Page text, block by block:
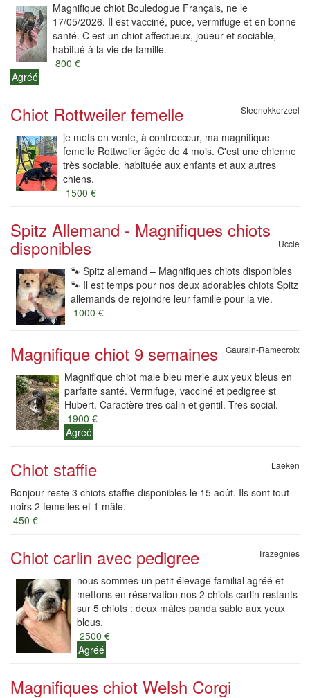
Magnifique chiot Bouledogue Français, ne le
17/05/2026. Il est vacciné, puce, vermifuge et en bonne
santé. C est un chiot affectueux, joueur et sociable,
habitué à la vie de famille.
800 €
Agréé
Chiot Rottweiler femelle Steenokkerzeel
je mets en vente, à contrecœur, ma magnifique
femelle Rottweiler âgée de 4 mois. C'est une chienne
très sociable, habituée aux enfants et aux autres
chiens.
1500 €
Spitz Allemand - Magnifiques chiots
disponibles Uccle
🐾 Spitz allemand – Magnifiques chiots disponibles
🐾 Il est temps pour nos deux adorables chiots Spitz
allemands de rejoindre leur famille pour la vie.
1000 €
Magnifique chiot 9 semaines Gaurain-Ramecroix
Magnifique chiot male bleu merle aux yeux bleus en
parfaite santé. Vermifuge, vacciné et pedigree st
Hubert. Caractère tres calin et gentil. Tres social.
1900 €
Agréé
Chiot staffie Laeken
Bonjour reste 3 chiots staffie disponibles le 15 août. Ils sont tout
noirs 2 femelles et 1 mâle.
450 €
Chiot carlin avec pedigree Trazegnies
nous sommes un petit élevage familial agréé et
mettons en réservation nos 2 chiots carlin restants
sur 5 chiots : deux mâles panda sable aux yeux
bleus.
2500 €
Agréé
Magnifiques chiot Welsh Corgi